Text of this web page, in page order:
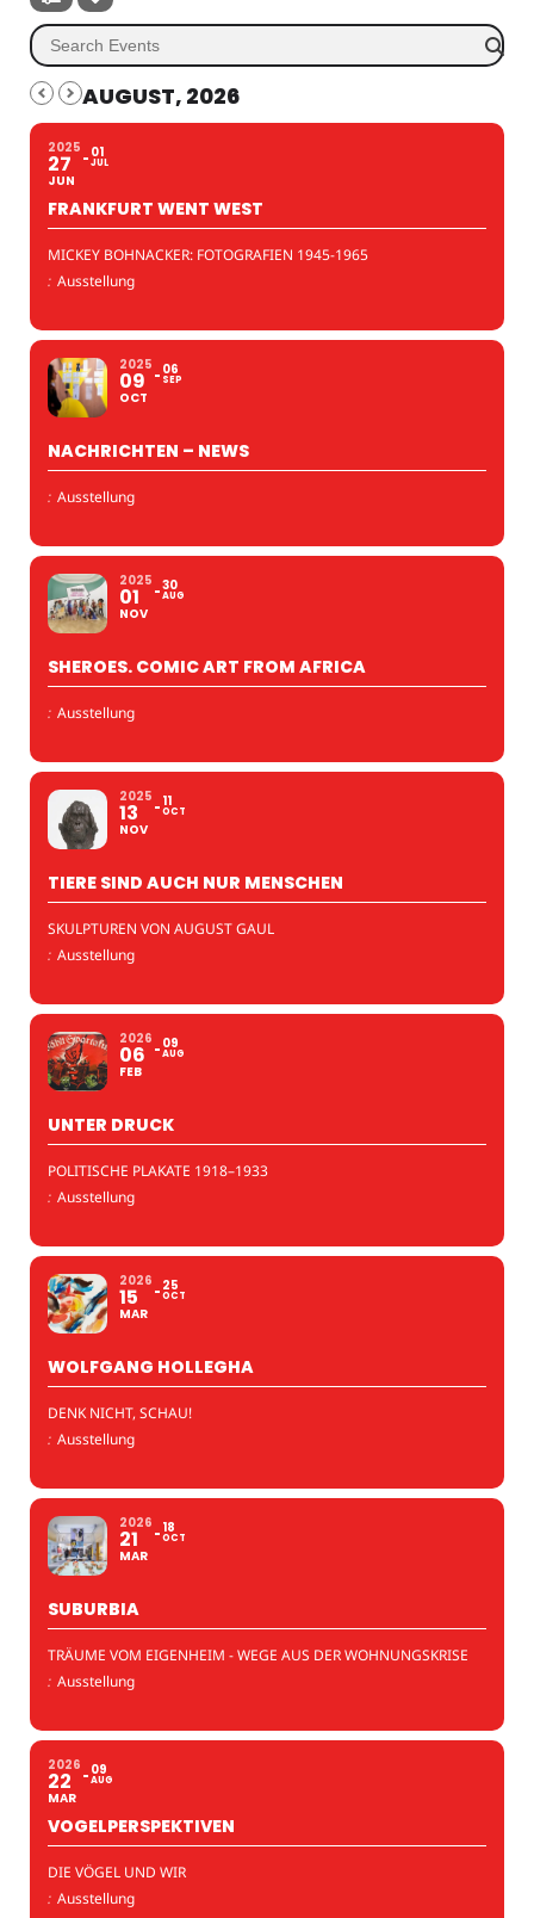
AUGUST, 2026
2025
27
JUN
01
JUL
FRANKFURT WENT WEST
MICKEY BOHNACKER: FOTOGRAFIEN 1945-1965
: Ausstellung
2025
09
OCT
06
SEP
NACHRICHTEN – NEWS
: Ausstellung
2025
01
NOV
30
AUG
SHEROES. COMIC ART FROM AFRICA
: Ausstellung
2025
13
NOV
11
OCT
TIERE SIND AUCH NUR MENSCHEN
SKULPTUREN VON AUGUST GAUL
: Ausstellung
2026
06
FEB
09
AUG
UNTER DRUCK
POLITISCHE PLAKATE 1918–1933
: Ausstellung
2026
15
MAR
25
OCT
WOLFGANG HOLLEGHA
DENK NICHT, SCHAU!
: Ausstellung
2026
21
MAR
18
OCT
SUBURBIA
TRÄUME VOM EIGENHEIM - WEGE AUS DER WOHNUNGSKRISE
: Ausstellung
2026
22
MAR
09
AUG
VOGELPERSPEKTIVEN
DIE VÖGEL UND WIR
: Ausstellung